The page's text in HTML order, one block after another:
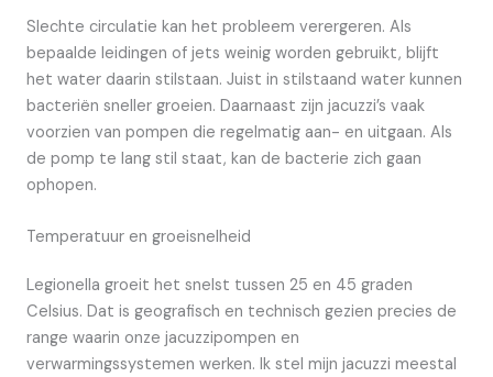
Slechte circulatie kan het probleem verergeren. Als
bepaalde leidingen of jets weinig worden gebruikt, blijft
het water daarin stilstaan. Juist in stilstaand water kunnen
bacteriën sneller groeien. Daarnaast zijn jacuzzi’s vaak
voorzien van pompen die regelmatig aan- en uitgaan. Als
de pomp te lang stil staat, kan de bacterie zich gaan
ophopen.
Temperatuur en groeisnelheid
Legionella groeit het snelst tussen 25 en 45 graden
Celsius. Dat is geografisch en technisch gezien precies de
range waarin onze jacuzzipompen en
verwarmingssystemen werken. Ik stel mijn jacuzzi meestal